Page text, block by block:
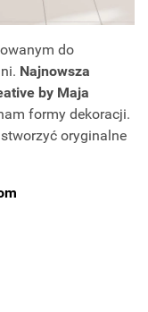
do
Najnowsza
by Maja
formy dekoracji.
oryginalne